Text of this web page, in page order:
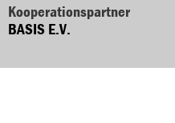
Kooperationspartner
BASIS E.V.